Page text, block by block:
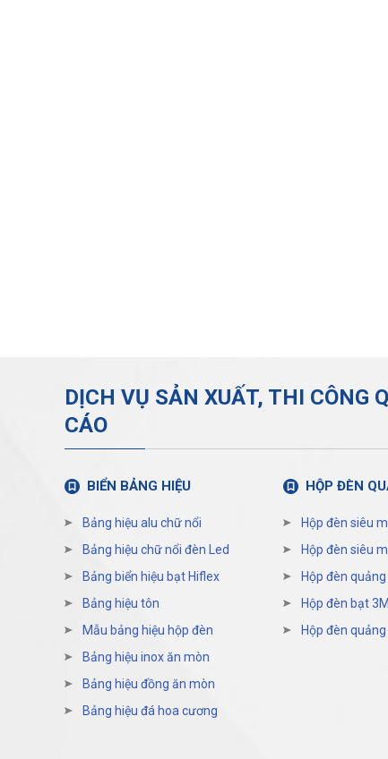
DỊCH VỤ SẢN XUẤT, THI CÔNG
CÁO
BIỂN BẢNG HIỆU
Bảng hiệu alu chữ nổi
Bảng hiệu chữ nổi đèn Led
Bảng biển hiệu bạt Hiflex
Bảng hiệu tôn
Mẫu bảng hiệu hộp đèn
Bảng hiệu inox ăn mòn
Bảng hiệu đồng ăn mòn
Bảng hiệu đá hoa cương
HỘP ĐÈN
Hộp đèn siêu
Hộp đèn siêu
Hộp đèn
Hộp đèn bạt 3M
Hộp đèn